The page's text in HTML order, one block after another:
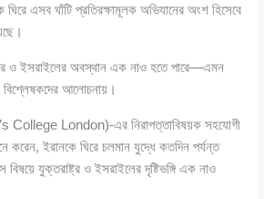
ঘিরে এসব ঘাঁটি প্রতিরক্ষামূলক অভিযানের অংশ হিসেবে
ও ইসরাইলের অবস্থান এক নাও হতে পারে—এমন
আলোচনায়।
College London)-এর নিরাপত্তাবিষয়ক সহযোগী
করেন, ইরানকে ঘিরে চলমান যুদ্ধে কতদিন পর্যন্ত
যুক্তরাষ্ট্র ও ইসরাইলের দৃষ্টিভঙ্গি এক নাও